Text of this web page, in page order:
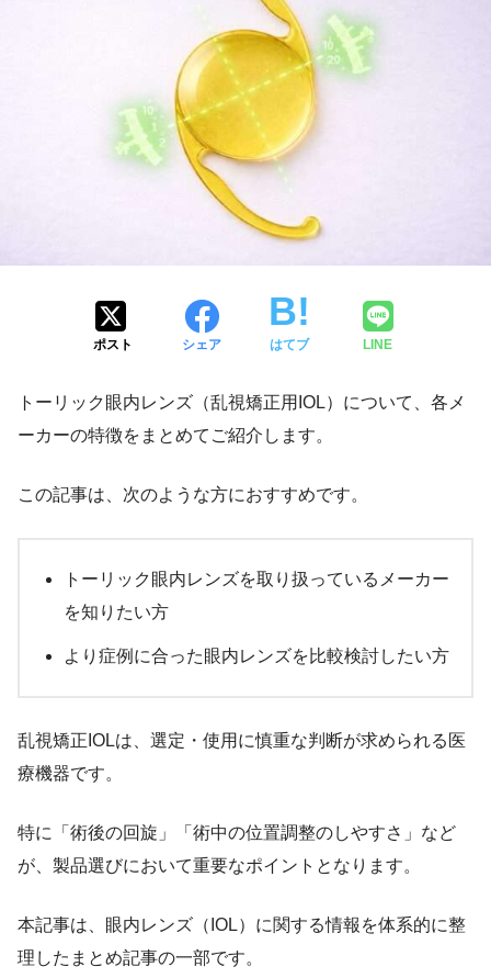
ポスト シェア はてブ LINE
トーリック眼内レンズ（乱視矯正用IOL）について、各メ
ーカーの特徴をまとめてご紹介します。
この記事は、次のような方におすすめです。
トーリック眼内レンズを取り扱っているメーカー
を知りたい方
より症例に合った眼内レンズを比較検討したい方
乱視矯正IOLは、選定・使用に慎重な判断が求められる医
療機器です。
特に「術後の回旋」「術中の位置調整のしやすさ」など
が、製品選びにおいて重要なポイントとなります。
本記事は、眼内レンズ（IOL）に関する情報を体系的に整
理したまとめ記事の一部です。